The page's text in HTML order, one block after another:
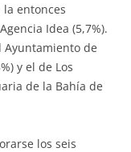
la entonces
Idea (5,7%).
Ayuntamiento de
y el de Los
de la Bahía de
los seis